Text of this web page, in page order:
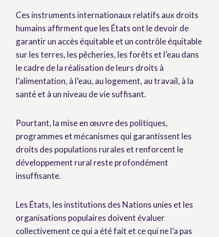
Ces instruments internationaux relatifs aux droits
humains affirment que les États ont le devoir de
garantir un accès équitable et un contrôle équitable
sur les terres, les pêcheries, les forêts et l’eau dans
le cadre de la réalisation de leurs droits à
l’alimentation, à l’eau, au logement, au travail, à la
santé et à un niveau de vie suffisant.
Pourtant, la mise en œuvre des politiques,
programmes et mécanismes qui garantissent les
droits des populations rurales et renforcent le
développement rural reste profondément
insuffisante.
Les États, les institutions des Nations unies et les
organisations populaires doivent évaluer
collectivement ce qui a été fait et ce qui ne l’a pas